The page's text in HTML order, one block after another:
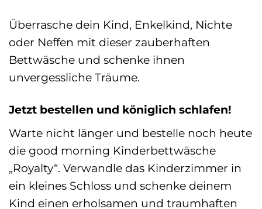
Überrasche dein Kind, Enkelkind, Nichte
oder Neffen mit dieser zauberhaften
Bettwäsche und schenke ihnen
unvergessliche Träume.
Jetzt bestellen und königlich schlafen!
Warte nicht länger und bestelle noch heute
die good morning Kinderbettwäsche
„Royalty“. Verwandle das Kinderzimmer in
ein kleines Schloss und schenke deinem
Kind einen erholsamen und traumhaften